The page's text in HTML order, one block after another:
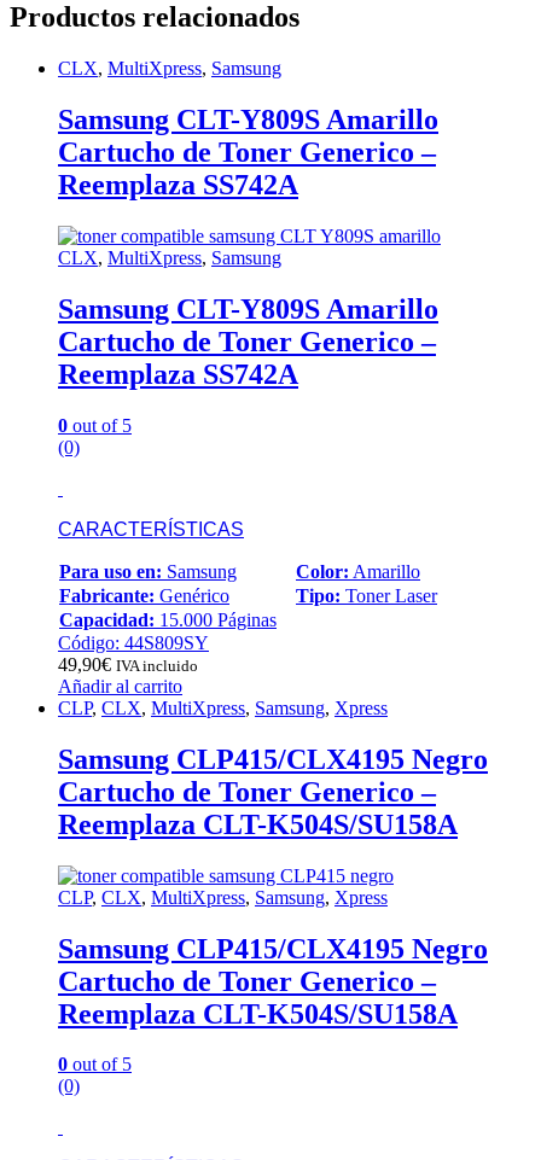
Productos relacionados
CLX, MultiXpress, Samsung
Samsung CLT-Y809S Amarillo
Cartucho de Toner Generico –
Reemplaza SS742A
CLX, MultiXpress, Samsung
Samsung CLT-Y809S Amarillo
Cartucho de Toner Generico –
Reemplaza SS742A
0 out of 5
(0)
CARACTERÍSTICAS
Para uso en: Samsung Color: Amarillo
Fabricante: Genérico Tipo: Toner Laser
Capacidad: 15.000 Páginas
Código: 44S809SY
49,90€ IVA incluido
Añadir al carrito
CLP, CLX, MultiXpress, Samsung, Xpress
Samsung CLP415/CLX4195 Negro
Cartucho de Toner Generico –
Reemplaza CLT-K504S/SU158A
CLP, CLX, MultiXpress, Samsung, Xpress
Samsung CLP415/CLX4195 Negro
Cartucho de Toner Generico –
Reemplaza CLT-K504S/SU158A
0 out of 5
(0)